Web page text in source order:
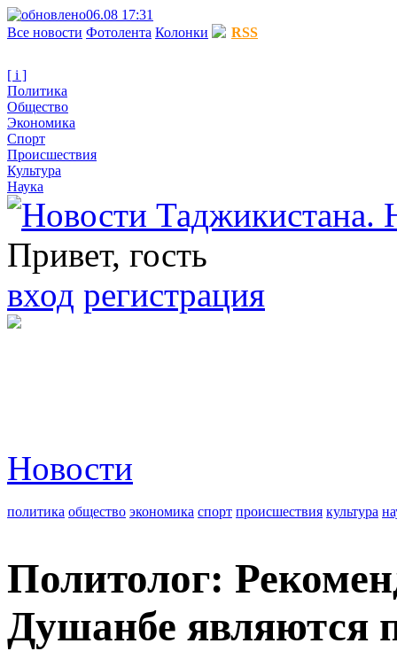
06.08 17:31
Все новости Фотолента Колонки RSS
[ i ]
Политика
Общество
Экономика
Спорт
Происшествия
Культура
Наука
Привет, гость
вход регистрация
Новости
политика общество экономика спорт происшествия культура
Политолог:
Душанбе являются